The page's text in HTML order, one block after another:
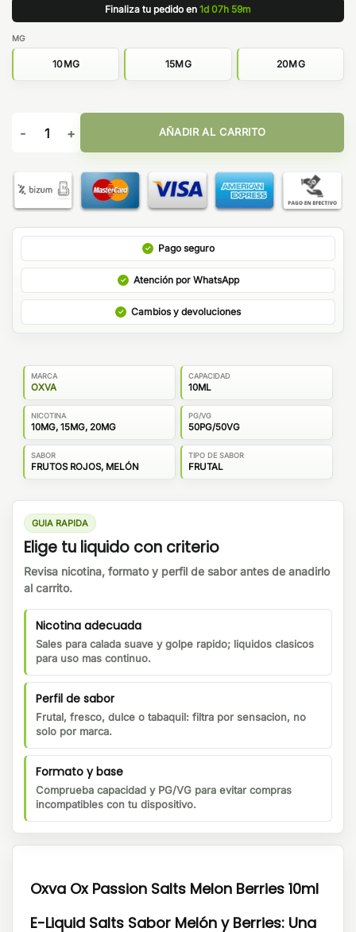
Finaliza tu pedido en 1d 07h 59m
MG
10MG 15MG 20MG
Oxva Ox Passion Salts Melon Berries 10ml cantidad
AÑADIR AL CARRITO
Pago seguro
Atención por WhatsApp
Cambios y devoluciones
MARCA
OXVA
CAPACIDAD
10ML
NICOTINA
10MG, 15MG, 20MG
PG/VG
50PG/50VG
SABOR
FRUTOS ROJOS, MELÓN
TIPO DE SABOR
FRUTAL
GUIA RAPIDA
Elige tu liquido con criterio
Revisa nicotina, formato y perfil de sabor antes de anadirlo
al carrito.
Nicotina adecuada
Sales para calada suave y golpe rapido; liquidos clasicos
para uso mas continuo.
Perfil de sabor
Frutal, fresco, dulce o tabaquil: filtra por sensacion, no
solo por marca.
Formato y base
Comprueba capacidad y PG/VG para evitar compras
incompatibles con tu dispositivo.
Oxva Ox Passion Salts Melon Berries 10ml
E-Liquid Salts Sabor Melón y Berries: Una